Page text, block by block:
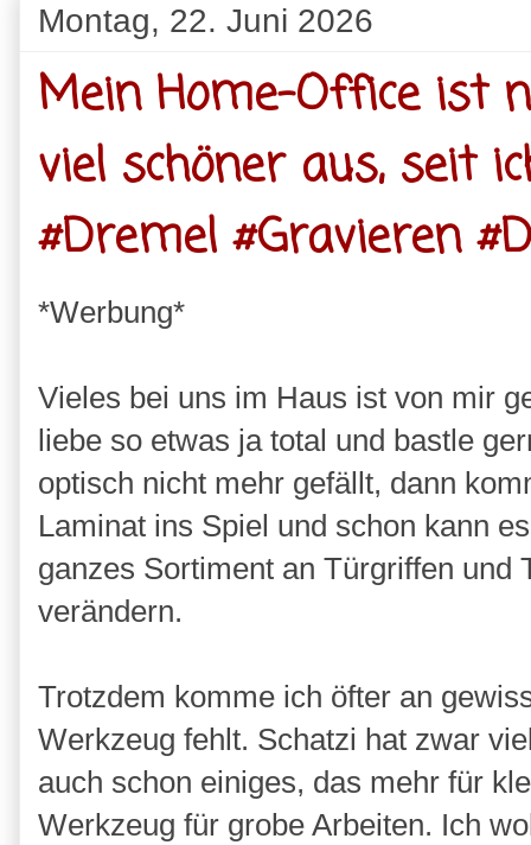
Montag, 22. Juni 2026
Mein Home-Office ist
viel schöner aus, seit
#Dremel #Gravieren
*Werbung*
Vieles bei uns im Haus ist von mir
liebe so etwas ja total und bastle
optisch nicht mehr gefällt, dann
Laminat ins Spiel und schon kann
ganzes Sortiment an Türgriffen und
verändern.
Trotzdem komme ich öfter an
Werkzeug fehlt. Schatzi hat zwar
auch schon einiges, das mehr für
Werkzeug für grobe Arbeiten. Ich